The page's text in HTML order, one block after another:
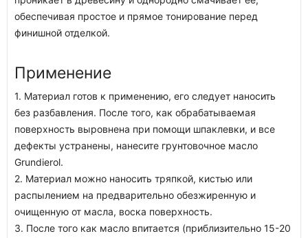
обеспечивая простое и прямое тонирование перед
финишной отделкой.
Применение
1. Материал готов к применению, его следует наносить
без разбавления. После того, как обрабатываемая
поверхность выровнена при помощи шпаклевки, и все
дефекты устранены, нанесите грунтовочное масло
Grundierol.
2. Материал можно наносить тряпкой, кистью или
распылением на предварительно обезжиренную и
очищенную от масла, воска поверхность.
3. После того как масло впитается (приблизительно 15-20